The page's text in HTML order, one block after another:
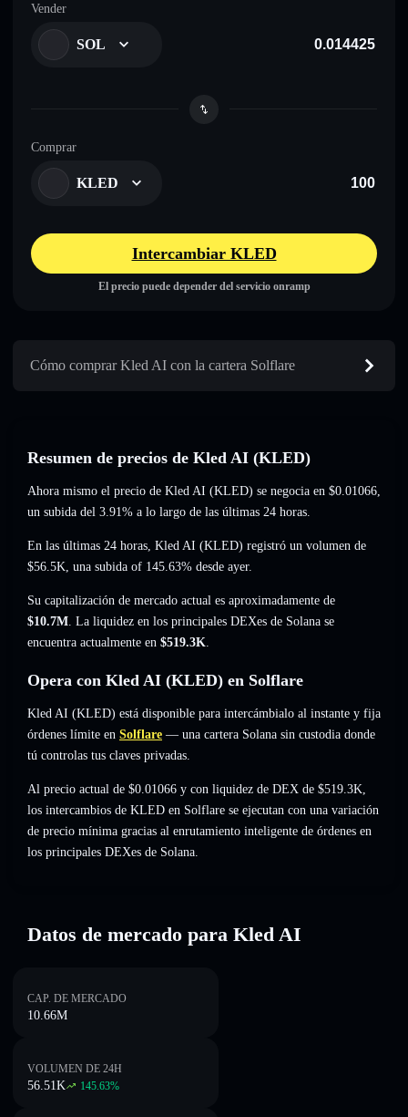
Vender
SOL
Comprar
KLED
Intercambiar KLED
El precio puede depender del servicio onramp
Cómo comprar Kled AI con la cartera Solflare
Resumen de precios de Kled AI (KLED)
Ahora mismo el precio de Kled AI (KLED) se negocia en $0.01066,
un subida del 3.91% a lo largo de las últimas 24 horas.
En las últimas 24 horas, Kled AI (KLED) registró un volumen de
$56.5K, una subida of 145.63% desde ayer.
Su capitalización de mercado actual es aproximadamente de
$10.7M. La liquidez en los principales DEXes de Solana se
encuentra actualmente en $519.3K.
Opera con Kled AI (KLED) en Solflare
Kled AI (KLED) está disponible para intercámbialo al instante y fija
órdenes límite en Solflare — una cartera Solana sin custodia donde
tú controlas tus claves privadas.
Al precio actual de $0.01066 y con liquidez de DEX de $519.3K,
los intercambios de KLED en Solflare se ejecutan con una variación
de precio mínima gracias al enrutamiento inteligente de órdenes en
los principales DEXes de Solana.
Datos de mercado para Kled AI
CAP. DE MERCADO
10.66M
VOLUMEN DE 24H
56.51K 145.63%